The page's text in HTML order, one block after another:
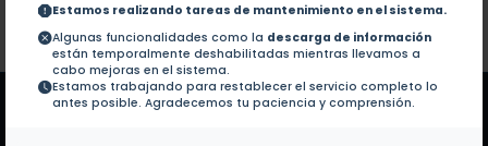
Estamos realizando tareas de mantenimiento en el sistema.
Algunas funcionalidades como la descarga de información
están temporalmente deshabilitadas mientras llevamos a
cabo mejoras en el sistema.
Estamos trabajando para restablecer el servicio completo lo
antes posible. Agradecemos tu paciencia y comprensión.
Colaboraciones en Tesis:
Patentes: No hay patentes de este autor.